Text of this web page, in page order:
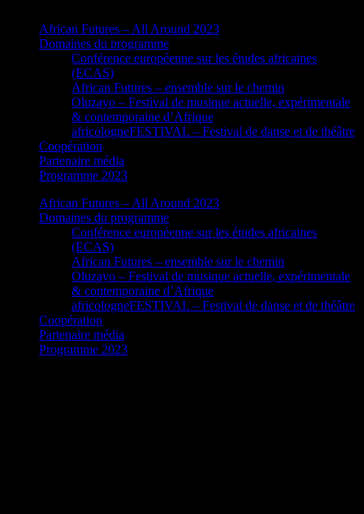
African Futures – All Around 2023
Domaines du programme
Conférence européenne sur les études africaines
(ECAS)
African Futures – ensemble sur le chemin
Oluzayo – Festival de musique actuelle, expérimentale
& contemporaine d’Afrique
africologneFESTIVAL – Festival de danse et de théâtre
Coopération
Partenaire média
Programme 2023
African Futures – All Around 2023
Domaines du programme
Conférence européenne sur les études africaines
(ECAS)
African Futures – ensemble sur le chemin
Oluzayo – Festival de musique actuelle, expérimentale
& contemporaine d’Afrique
africologneFESTIVAL – Festival de danse et de théâtre
Coopération
Partenaire média
Programme 2023